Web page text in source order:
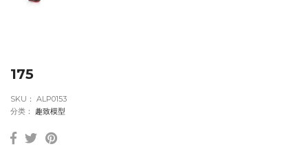
175
SKU： ALP0153
分类： 趣致模型